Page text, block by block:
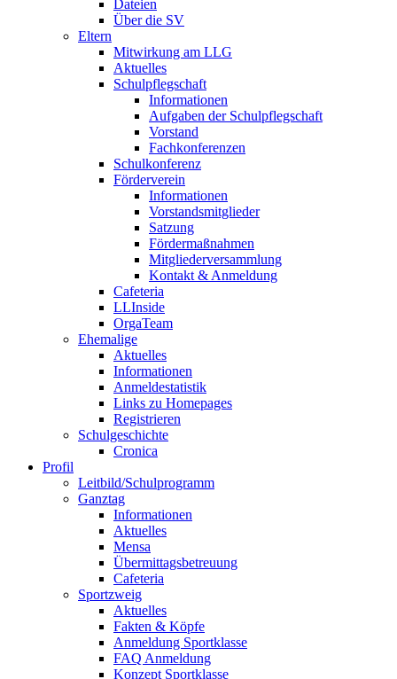
Dateien
Über die SV
Eltern
Mitwirkung am LLG
Aktuelles
Schulpflegschaft
Informationen
Aufgaben der Schulpflegschaft
Vorstand
Fachkonferenzen
Schulkonferenz
Förderverein
Informationen
Vorstandsmitglieder
Satzung
Fördermaßnahmen
Mitgliederversammlung
Kontakt & Anmeldung
Cafeteria
LLInside
OrgaTeam
Ehemalige
Aktuelles
Informationen
Anmeldestatistik
Links zu Homepages
Registrieren
Schulgeschichte
Cronica
Profil
Leitbild/Schulprogramm
Ganztag
Informationen
Aktuelles
Mensa
Übermittagsbetreuung
Cafeteria
Sportzweig
Aktuelles
Fakten & Köpfe
Anmeldung Sportklasse
FAQ Anmeldung
Konzept Sportklasse